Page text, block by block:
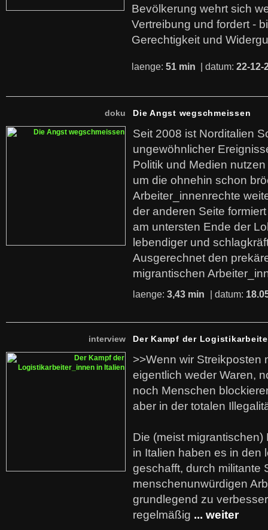
Bevölkerung wehrt sich
Vertreibung und fordert -
Gerechtigkeit und
laenge: 51 min | datum: 22-12-
doku Die Angst wegschmeissen
Seit 2008 ist Norditalien
ungewöhnlicher
Politik und Medien
um die ohnehin schon
Arbeiter_innenrechte
der anderen Seite
am untersten Ende der
lebendiger und
Ausgerechnet den
migrantischen
laenge: 3,43 min | datum:
interview Der Kampf der
>>Wenn wir Streikposten
eigentlich weder Waren,
noch Menschen
aber in der totalen
Die (meist
in Italien haben es in den
geschafft, durch militante
menschenunwürdigen
grundlegend zu
regelmäßig ... weiter